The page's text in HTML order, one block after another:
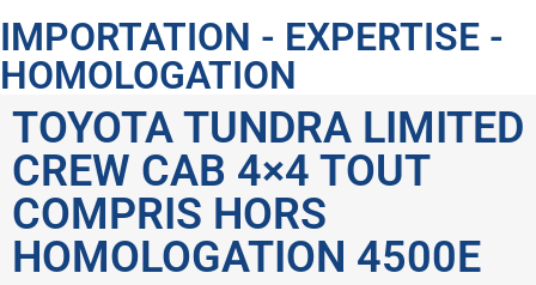
IMPORTATION - EXPERTISE -
HOMOLOGATION
TOYOTA TUNDRA LIMITED
CREW CAB 4×4 TOUT
COMPRIS HORS
HOMOLOGATION 4500E